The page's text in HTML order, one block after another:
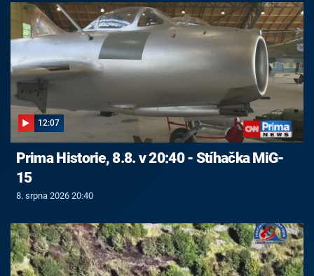
12:07
Prima Historie, 8.8. v 20:40 - Stíhačka MiG-
15
8. srpna 2026 20:40